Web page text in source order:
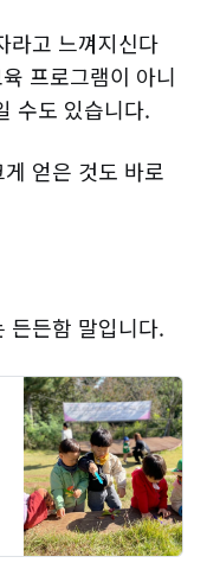
라고 느껴지신다
프로그램이 아니
수도 있습니다.
얻은 것도 바로
든든함 말입니다.